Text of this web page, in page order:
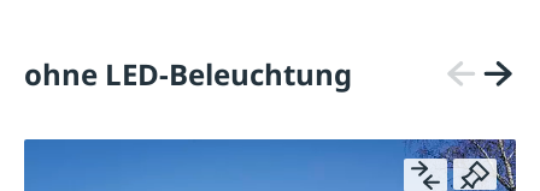
ohne LED-Beleuchtung